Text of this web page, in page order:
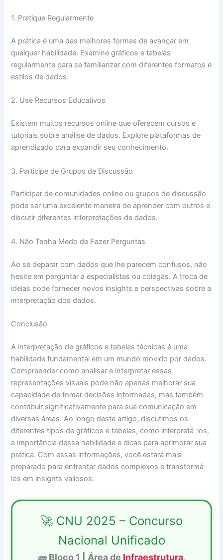
1. Pratique Regularmente
A prática é uma das melhores formas de avançar em
qualquer habilidade. Examine gráficos e tabelas
regularmente para se familiarizar com diferentes formatos e
estilos de dados.
2. Use Recursos Educativos
Existem muitos recursos online que oferecem cursos e
tutoriais sobre análise de dados. Explore plataformas de
aprendizado para expandir seu conhecimento.
3. Participe de Grupos de Discussão
Participar de comunidades online ou grupos de discussão
pode ser uma excelente maneira de aprender com outros e
discutir diferentes interpretações de dados.
4. Não Tenha Medo de Fazer Perguntas
Ao se deparar com dados que lhe parecem confusos, não
hesite em perguntar a especialistas ou colegas. A troca de
ideias pode fornecer novos insights e perspectivas sobre a
interpretação dos dados.
Conclusão
A interpretação de gráficos e tabelas técnicas é uma
habilidade fundamental em um mundo movido por dados.
Compreender como analisar e interpretar essas
representações visuais pode não apenas melhorar sua
capacidade de tomar decisões informadas, mas também
contribuir significativamente para sua comunicação em
diversas áreas. Ao longo deste artigo, discutimos os
diferentes tipos de gráficos e tabelas, como interpretá-los,
a importância dessa habilidade e dicas para aprimorar sua
prática. Com essas informações, você estará mais
preparado para enfrentar dados complexos e transformá-
los em insights valiosos.
🚀 CNU 2025 – Concurso
Nacional Unificado
🧱 Bloco 1 | Área de Infraestrutura,